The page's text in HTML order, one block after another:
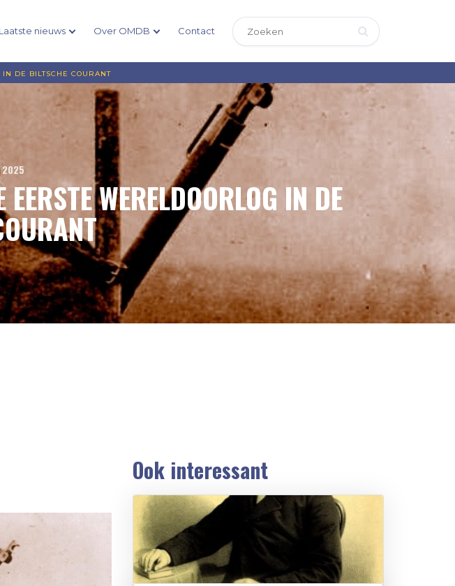
Laatste nieuws Over OMDB Contact
DE BILTSCHE COURANT
2025
WERELDOORLOG IN DE
Ook interessant